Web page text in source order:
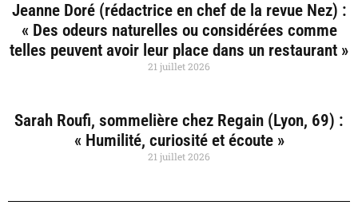
Jeanne Doré (rédactrice en chef de la revue Nez) :
« Des odeurs naturelles ou considérées comme
telles peuvent avoir leur place dans un restaurant »
21 juillet 2026
Sarah Roufi, sommelière chez Regain (Lyon, 69) :
« Humilité, curiosité et écoute »
21 juillet 2026